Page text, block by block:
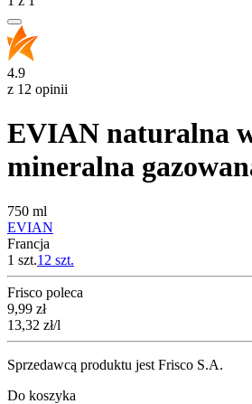
4.9
z 12 opinii
EVIAN naturalna
mineralna
750 ml
EVIAN
Francja
1 szt.12 szt.
Frisco poleca
Cena
9,99 zł
13,32 zł/l
Sprzedawcą produktu jest Frisco S.A.
Do koszyka